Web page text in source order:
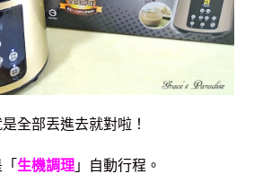
全部丟進去就對啦！
生機調理 」自動行程。